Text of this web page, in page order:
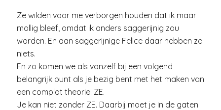
Ze wilden voor me verborgen houden dat ik maar
mollig bleef, omdat ik anders saggerijnig zou
worden. En aan saggerijnige Felice daar hebben ze
niets.
En zo komen we als vanzelf bij een volgend
belangrijk punt als je bezig bent met het maken van
een complot theorie. ZE.
Je kan niet zonder ZE. Daarbij moet je in de gaten